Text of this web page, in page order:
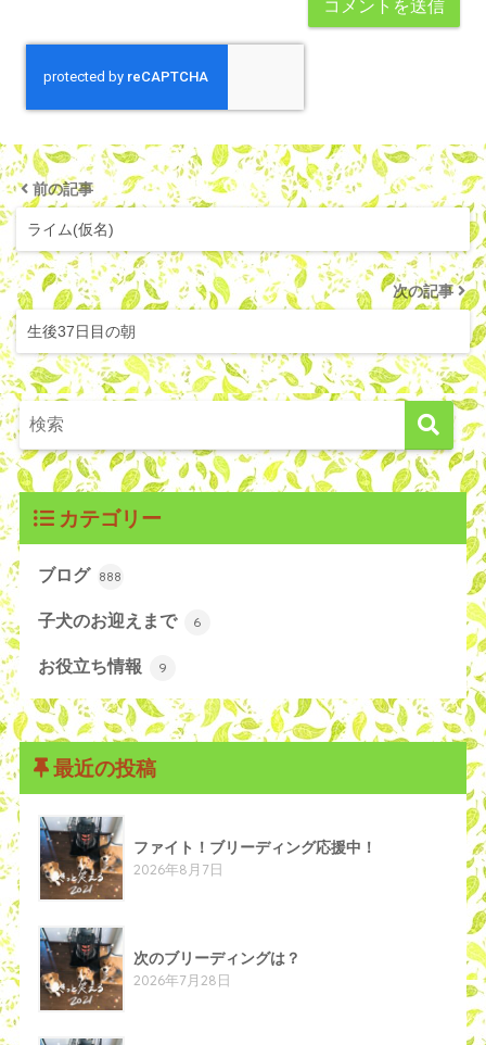
前の記事
ライム(仮名)
次の記事
生後37日目の朝
カテゴリー
ブログ 888
子犬のお迎えまで 6
お役立ち情報 9
最近の投稿
ファイト！ブリーディング応援中！
2026年8月7日
次のブリーディングは？
2026年7月28日